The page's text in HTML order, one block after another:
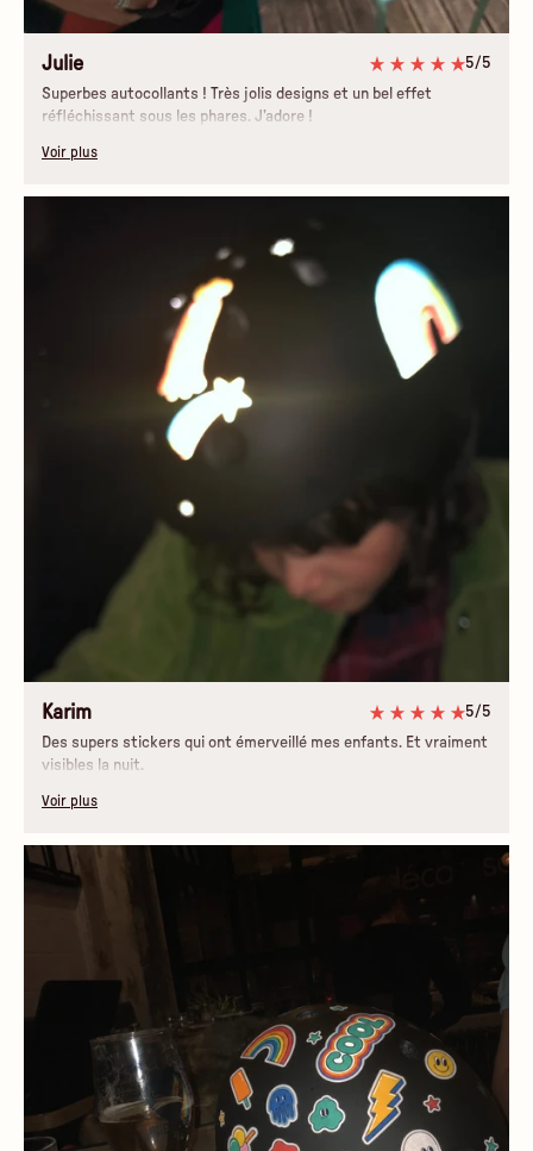
Julie
5/5
Superbes autocollants ! Très jolis designs et un bel effet
réfléchissant sous les phares. J’adore !
Voir plus
Karim
5/5
Des supers stickers qui ont émerveillé mes enfants. Et vraiment
visibles la nuit.
Voir plus